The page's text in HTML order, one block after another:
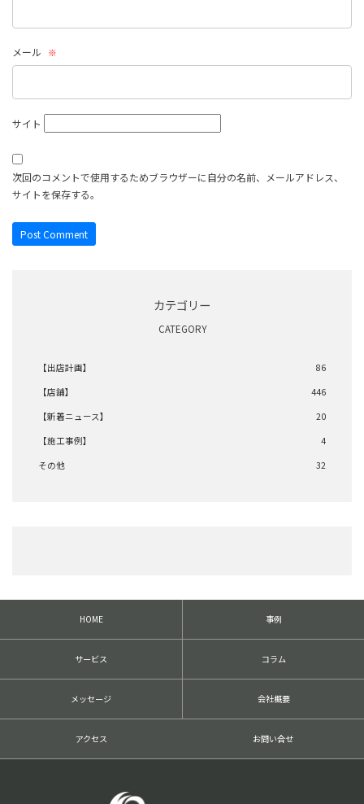
メール ※
サイト
次回のコメントで使用するためブラウザーに自分の名前、メールアドレス、
サイトを保存する。
カテゴリー
CATEGORY
【出店計画】
86
【店舗】
446
【新着ニュース】
20
【施工事例】
4
その他
32
HOME 事例
サービス コラム
メッセージ 会社概要
アクセス お問い合せ